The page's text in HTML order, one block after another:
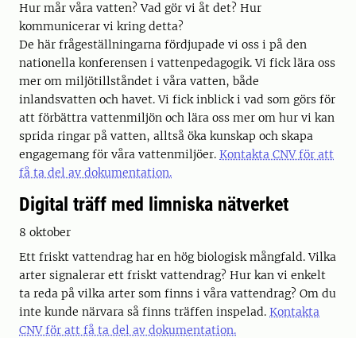
Hur mår våra vatten? Vad gör vi åt det? Hur
kommunicerar vi kring detta?
De här frågeställningarna fördjupade vi oss i på den
nationella konferensen i vattenpedagogik. Vi fick lära oss
mer om miljötillståndet i våra vatten, både
inlandsvatten och havet. Vi fick inblick i vad som görs för
att förbättra vattenmiljön och lära oss mer om hur vi kan
sprida ringar på vatten, alltså öka kunskap och skapa
engagemang för våra vattenmiljöer. Kontakta CNV för att
få ta del av dokumentation.
Digital träff med limniska nätverket
8 oktober
Ett friskt vattendrag har en hög biologisk mångfald. Vilka
arter signalerar ett friskt vattendrag? Hur kan vi enkelt
ta reda på vilka arter som finns i våra vattendrag? Om du
inte kunde närvara så finns träffen inspelad. Kontakta
CNV för att få ta del av dokumentation.